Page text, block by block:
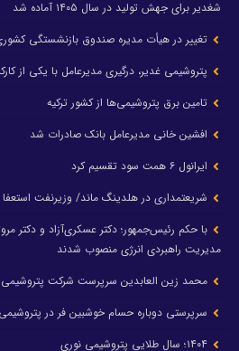
شغدیر برای جهش تولید در سال ۱۴۰۵ آماده شد
تغییر در هیأت مدیره صندوق بازنشستگی
پتروشیمی غدیر، درگیری مدیرعامل با یکی از
تامین برق پتروشیمی‌ها از کشور ترکیه
افشین خانی مدیرعامل بانک صادرات شد
ایرانول ۶ همت سود تقسیم کرد
شریعتمداری در هلدینگ ماند/ وزیرنفت استعفا
با حکم رئیس‌جمهور؛ دکتر عسکری‌آزاد و دکتر
مدیریت راهبردی انرژی منصوب شدند
محمد زین العابدین سرپرست شرکت پتروشیمی
سرپرستی دوباره حسام خوشبین فر در پتروشیمی